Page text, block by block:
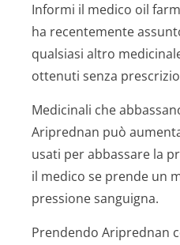
Informi il medico oil
ha recentemente
qualsiasi altro
ottenuti senza
Medicinali che
Ariprednan può
usati per abbassare la
il medico se prende un
pressione sanguigna.
Prendendo Ariprednan